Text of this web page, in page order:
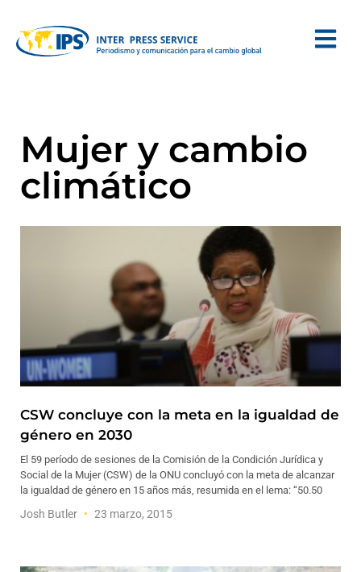
Mujer y cambio
climático
CSW concluye con la meta en la igualdad de
género en 2030
El 59 período de sesiones de la Comisión de la Condición Jurídica y
Social de la Mujer (CSW) de la ONU concluyó con la meta de alcanzar
la igualdad de género en 15 años más, resumida en el lema: “50.50
Josh Butler 23 marzo, 2015